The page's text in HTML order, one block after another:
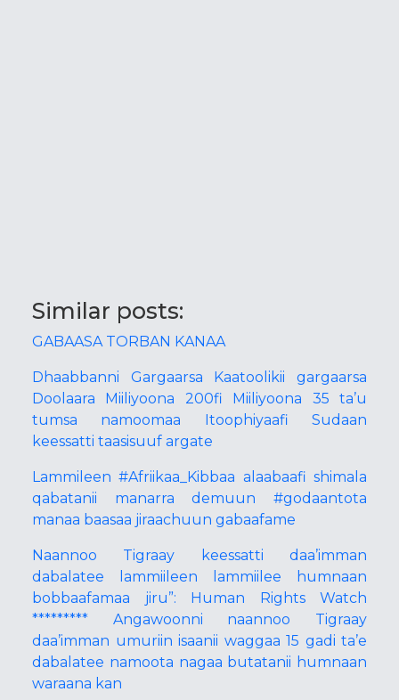
Similar posts:
GABAASA TORBAN KANAA
Dhaabbanni Gargaarsa Kaatoolikii gargaarsa
Doolaara Miiliyoona 200fi Miiliyoona 35 ta’u
tumsa namoomaa Itoophiyaafi Sudaan
keessatti taasisuuf argate
Lammileen #Afriikaa_Kibbaa alaabaafi shimala
qabatanii manarra demuun #godaantota
manaa baasaa jiraachuun gabaafame
Naannoo Tigraay keessatti daa’imman
dabalatee lammiileen lammiilee humnaan
bobbaafamaa jiru”: Human Rights Watch
********* Angawoonni naannoo Tigraay
daa’imman umuriin isaanii waggaa 15 gadi ta’e
dabalatee namoota nagaa butatanii humnaan
waraana kan